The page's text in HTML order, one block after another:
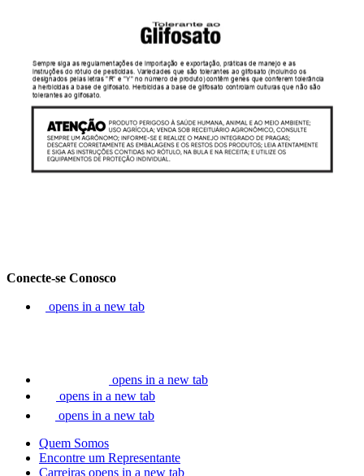
Conecte-se Conosco
opens in a new tab
opens in a new tab
opens in a new tab
opens in a new tab
Quem Somos
Encontre um Representante
Carreiras opens in a new tab